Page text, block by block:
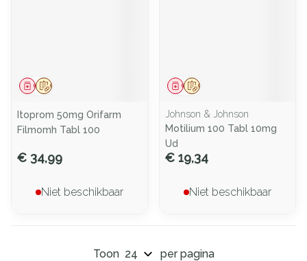
Op voorschrift
Geneesmiddel
Itoprom 50mg Orifarm
Filmomh Tabl 100
€ 34,99
Niet beschikbaar
Op voorschrift
Geneesmiddel
Johnson & Johnson
Motilium 100 Tabl 10mg
Ud
€ 19,34
Niet beschikbaar
Toon per pagina